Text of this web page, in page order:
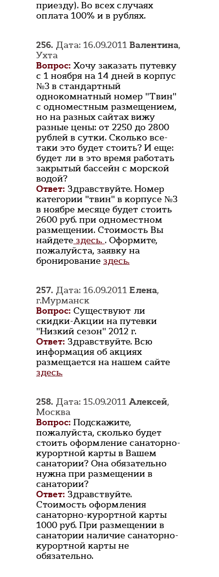
приезду). Во всех случаях
оплата 100% и в рублях.
256. Дата: 16.09.2011 Валентина,
Ухта
Вопрос: Хочу заказать путевку
с 1 ноября на 14 дней в корпус
№3 в стандартный
однокомнатный номер "Твин"
с одноместным размещением,
но на разных сайтах вижу
разные цены: от 2250 до 2800
рублей в сутки. Сколько все-
таки это будет стоить? И еще:
будет ли в это время работать
закрытый бассейн с морской
водой?
Ответ: Здравствуйте. Номер
категории "твин" в корпусе №3
в ноябре месяце будет стоить
2600 руб. при одноместном
размещении. Стоимость Вы
найдете здесь. . Оформите,
пожалуйста, заявку на
бронирование здесь.
257. Дата: 16.09.2011 Елена,
г.Мурманск
Вопрос: Существуют ли
скидки-Акции на путевки
"Низкий сезон" 2012 г.
Ответ: Здравствуйте. Всю
информация об акциях
размещается на нашем сайте
здесь.
258. Дата: 15.09.2011Алексей,
Москва
Вопрос: Подскажите,
пожалуйста, сколько будет
стоить оформление санаторно-
курортной карты в Вашем
санатории? Она обязательно
нужна при размещении в
санатории?
Ответ: Здравствуйте.
Стоимость оформления
санаторно-курортной карты
1000 руб. При размещении в
санатории наличие санаторно-
курортной карты не
обязательно.